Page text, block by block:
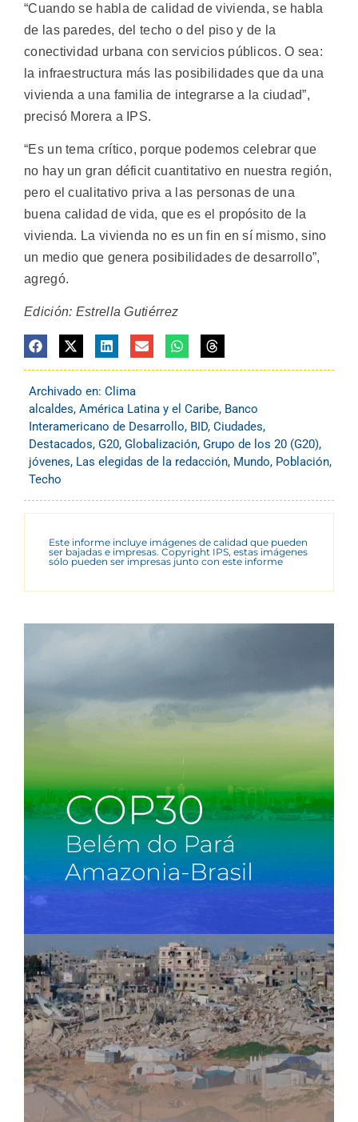
“Cuando se habla de calidad de vivienda, se habla
de las paredes, del techo o del piso y de la
conectividad urbana con servicios públicos. O sea:
la infraestructura más las posibilidades que da una
vivienda a una familia de integrarse a la ciudad”,
precisó Morera a IPS.
“Es un tema crítico, porque podemos celebrar que
no hay un gran déficit cuantitativo en nuestra región,
pero el cualitativo priva a las personas de una
buena calidad de vida, que es el propósito de la
vivienda. La vivienda no es un fin en sí mismo, sino
un medio que genera posibilidades de desarrollo”,
agregó.
Edición: Estrella Gutiérrez
Archivado en: Clima
alcaldes, América Latina y el Caribe, Banco
Interamericano de Desarrollo, BID, Ciudades,
Destacados, G20, Globalización, Grupo de los 20 (G20),
jóvenes, Las elegidas de la redacción, Mundo, Población,
Techo
Este informe incluye imágenes de calidad que pueden
ser bajadas e impresas. Copyright IPS, estas imágenes
sólo pueden ser impresas junto con este informe